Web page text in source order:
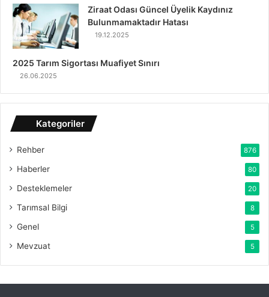
Ziraat Odası Güncel Üyelik Kaydınız
Bulunmamaktadır Hatası
19.12.2025
2025 Tarım Sigortası Muafiyet Sınırı
26.06.2025
Kategoriler
Rehber 876
Haberler 80
Desteklemeler 20
Tarımsal Bilgi 8
Genel 5
Mevzuat 5